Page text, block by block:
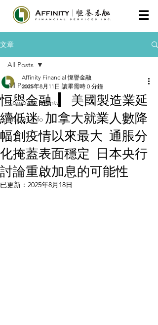
文章
All Posts
Company Events
Market Info
All Posts
恒譽金融 | 美國製造業延
續低迷 加拿大就業人數降
幅創疫情以來最大 通脹分
化掩蓋表面穩定 日本央行
討論重啟加息的可能性
Affinity Financial 恆譽金融
2025年8月11日 讀畢需時 0 分鐘
已更新： 2025年8月18日